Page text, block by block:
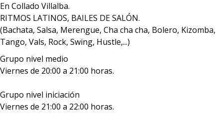
En Collado Villalba.
RITMOS LATINOS, BAILES DE SALÓN.
(Bachata, Salsa, Merengue, Cha cha cha, Bolero, Kizomba,
Tango, Vals, Rock, Swing, Hustle,...)
Grupo nivel medio
Viernes de 20:00 a 21:00 horas.
Grupo nivel iniciación
Viernes de 21:00 a 22:00 horas.